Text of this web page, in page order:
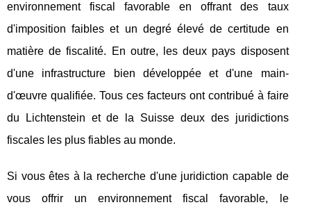
environnement fiscal favorable en offrant des taux
d'imposition faibles et un degré élevé de certitude en
matière de fiscalité. En outre, les deux pays disposent
d'une infrastructure bien développée et d'une main-
d'œuvre qualifiée. Tous ces facteurs ont contribué à faire
du Lichtenstein et de la Suisse deux des juridictions
fiscales les plus fiables au monde.
Si vous êtes à la recherche d'une juridiction capable de
vous offrir un environnement fiscal favorable, le